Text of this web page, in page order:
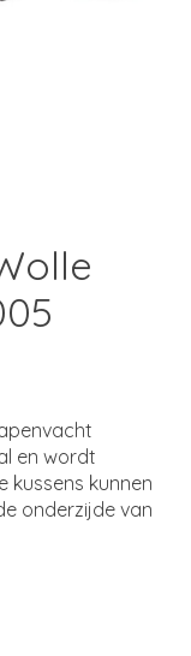
en wordt
kussens kunnen
onderzijde van